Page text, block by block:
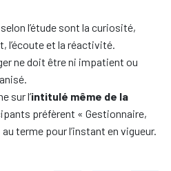
selon l’étude sont la curiosité,
l’écoute et la réactivité.
ne doit être ni impatient ou
sur l’intitulé même de la
préfèrent « Gestionnaire,
terme pour l’instant en vigueur.